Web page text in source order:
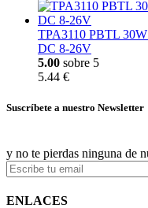
TPA3110 PBTL
DC 8-26V
5.00 sobre 5
5.44 €
Suscríbete a nuestro Newsletter
y no te pierdas ninguna de
ENLACES